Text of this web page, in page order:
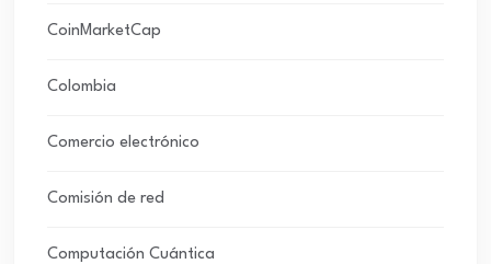
CoinMarketCap
Colombia
Comercio electrónico
Comisión de red
Computación Cuántica